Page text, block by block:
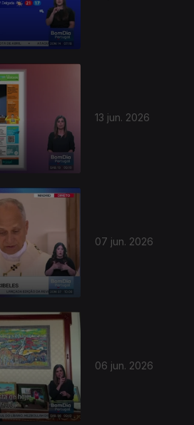
13 jun. 2026
07 jun. 2026
06 jun. 2026